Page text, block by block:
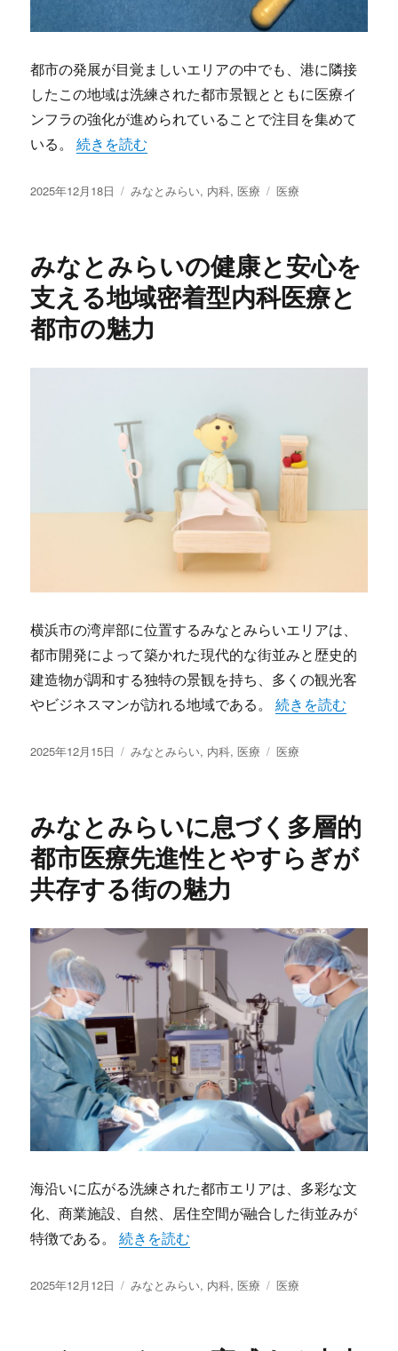
都市の発展が目覚ましいエリアの中でも、港に隣接
したこの地域は洗練された都市景観とともに医療イ
ンフラの強化が進められていることで注目を集めて
いる。“みなとみらいの進化する医療インフラと多様な
続きを読む
投
2025年12月18日
カ
ー
みなとみらい, 内科,医療
タ
医療
みなとみらいの健康と安心を
支える地域密着型内科医療と
都市の魅力
横浜市の湾岸部に位置するみなとみらいエリアは、
都市開発によって築かれた現代的な街並みと歴史的
建造物が調和する独特の景観を持ち、多くの観光客
やビジネスマンが訪れる地域である。“みなとみらいの
続きを読む
投
2025年12月15日
カ
ー
みなとみらい, 内科,医療
タ
医療
みなとみらいに息づく多層的
都市医療先進性とやすらぎが
共存する街の魅力
海沿いに広がる洗練された都市エリアは、多彩な文
化、商業施設、自然、居住空間が融合した街並みが
特徴である。“みなとみらいに息づく多層的都市医療先
続きを読む
投
2025年12月12日
カ
みなとみらい, 内科,医療
タ
医療